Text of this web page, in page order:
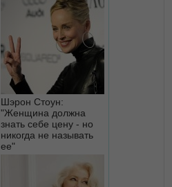
Шэрон Стоун:
"Женщина должна
знать себе цену - но
никогда не называть
ее"